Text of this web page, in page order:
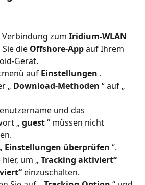
Verbindung zum Iridium-WLAN
die Offshore-App auf Ihrem
Gerät.
auf Einstellungen .
„ Download-Methoden “ auf „
und das
„ guest “ müssen nicht
Einstellungen überprüfen “.
um „ Tracking aktiviert“
einzuschalten.